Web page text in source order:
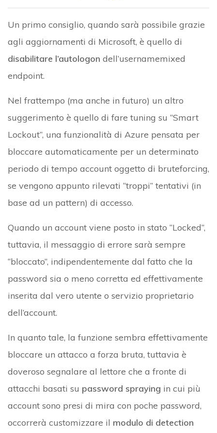
Un primo consiglio, quando sarà possibile grazie
agli aggiornamenti di Microsoft, è quello di
disabilitare l’autologon dell’usernamemixed
endpoint.
Nel frattempo (ma anche in futuro) un altro
suggerimento è quello di fare tuning su “Smart
Lockout”, una funzionalità di Azure pensata per
bloccare automaticamente per un determinato
periodo di tempo account oggetto di bruteforcing,
se vengono appunto rilevati “troppi” tentativi (in
base ad un pattern) di accesso.
Quando un account viene posto in stato “Locked”,
tuttavia, il messaggio di errore sarà sempre
“bloccato”, indipendentemente dal fatto che la
password sia o meno corretta ed effettivamente
inserita dal vero utente o servizio proprietario
dell’account.
In quanto tale, la funzione sembra effettivamente
bloccare un attacco a forza bruta, tuttavia è
doveroso segnalare al lettore che a fronte di
attacchi basati su password spraying in cui più
account sono presi di mira con poche password,
occorrerà customizzare il modulo di detection